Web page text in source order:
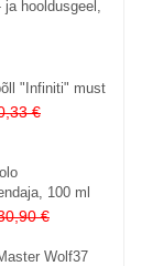
hooldusgeel,
"Infiniti" must
€
100 ml
€
Wolf37